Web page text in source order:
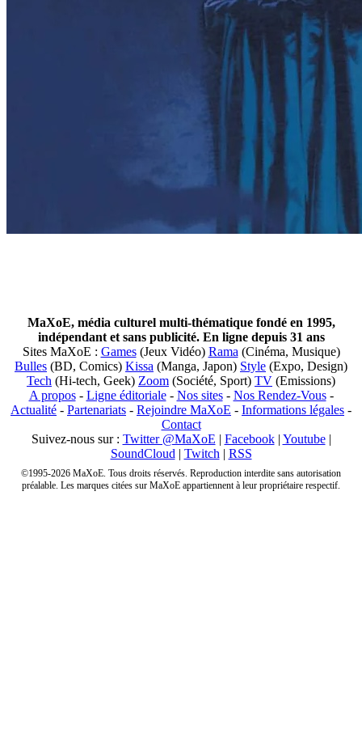
MaXoE, média culturel multi-thématique fondé en 1995,
indépendant et sans publicité. En ligne depuis 31 ans
Sites MaXoE : Games(Jeux Vidéo) Rama (Cinéma, Musique)
Bulles (BD, Comics) Kissa (Manga, Japon) Style (Expo, Design)
Tech (Hi-tech, Geek) Zoom (Société, Sport) TV (Emissions)
A propos- Ligne éditoriale- Nos sites- Nos Rendez-Vous-
Actualité - Partenariats - Rejoindre MaXoE - Informations légales -
Contact
Suivez-nous sur : Twitter @MaXoE | Facebook| Youtube|
SoundCloud | Twitch | RSS
©1995-2026 MaXoE. Tous droits réservés. Reproduction interdite sans autorisation
préalable. Les marques citées sur MaXoE appartiennent à leur propriétaire respectif.